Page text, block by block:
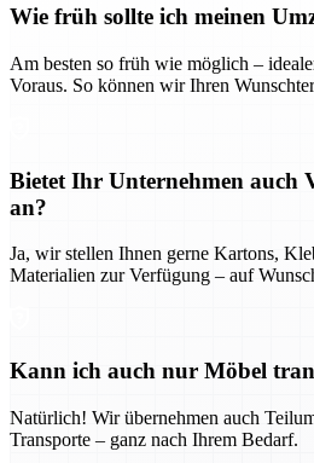
Wie früh sollte ich meinen
Am besten so früh wie möglich –
Voraus. So können wir Ihren
Bietet Ihr Unternehmen auch
an?
Ja, wir stellen Ihnen gerne Kartons,
Materialien zur Verfügung – auf
Kann ich auch nur Möbel
Natürlich! Wir übernehmen auch
Transporte – ganz nach Ihrem Bedarf.